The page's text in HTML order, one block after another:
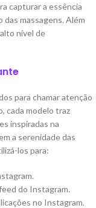
capturar a essência
massagens. Além
nível de
para chamar atenção
cada modelo traz
inspiradas na
a serenidade das
los para:
do Instagram.
no Instagram.